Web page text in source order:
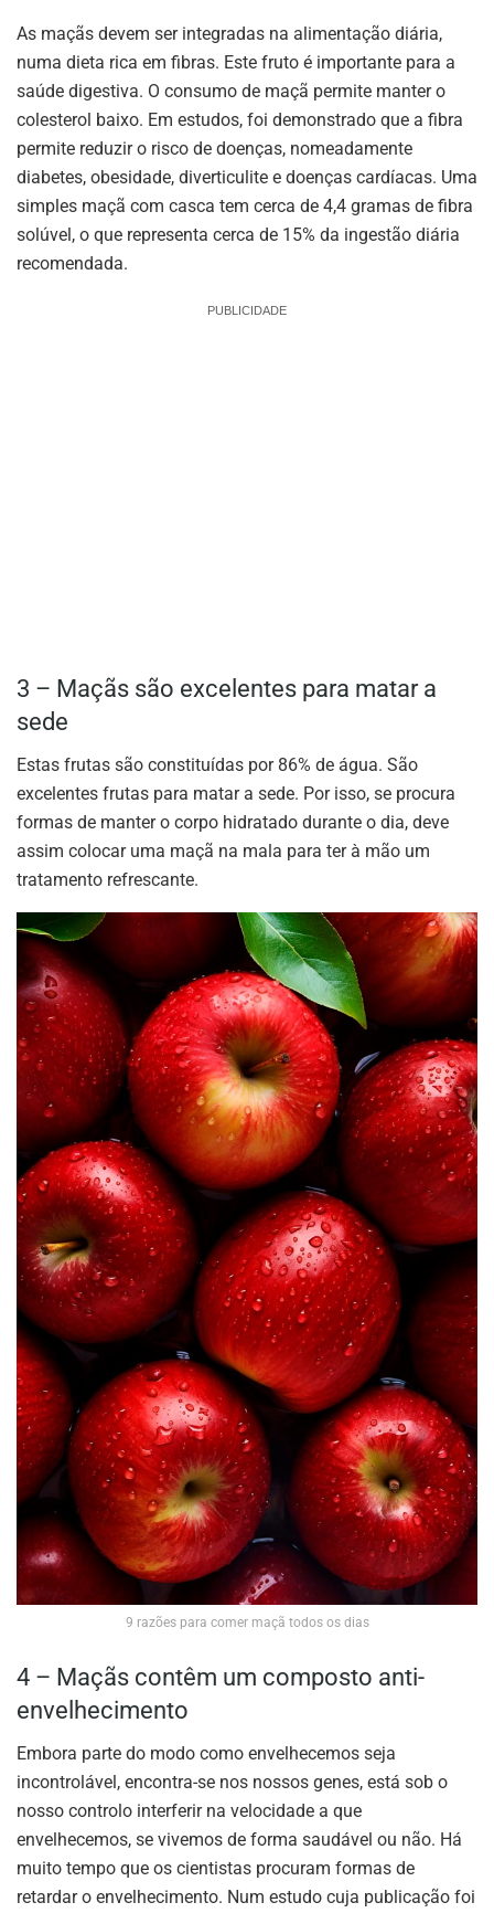
As maçãs devem ser integradas na alimentação diária,
numa dieta rica em fibras. Este fruto é importante para a
saúde digestiva. O consumo de maçã permite manter o
colesterol baixo. Em estudos, foi demonstrado que a fibra
permite reduzir o risco de doenças, nomeadamente
diabetes, obesidade, diverticulite e doenças cardíacas. Uma
simples maçã com casca tem cerca de 4,4 gramas de fibra
solúvel, o que representa cerca de 15% da ingestão diária
recomendada.
PUBLICIDADE
3 – Maçãs são excelentes para matar a
sede
Estas frutas são constituídas por 86% de água. São
excelentes frutas para matar a sede. Por isso, se procura
formas de manter o corpo hidratado durante o dia, deve
assim colocar uma maçã na mala para ter à mão um
tratamento refrescante.
9 razões para comer maçã todos os dias
4 – Maçãs contêm um composto anti-
envelhecimento
Embora parte do modo como envelhecemos seja
incontrolável, encontra-se nos nossos genes, está sob o
nosso controlo interferir na velocidade a que
envelhecemos, se vivemos de forma saudável ou não. Há
muito tempo que os cientistas procuram formas de
retardar o envelhecimento. Num estudo cuja publicação foi